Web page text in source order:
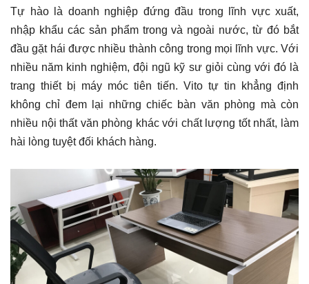
Tự hào là doanh nghiệp đứng đầu trong lĩnh vực xuất,
nhập khẩu các sản phẩm trong và ngoài nước, từ đó bắt
đầu gặt hái được nhiều thành công trong mọi lĩnh vực. Với
nhiều năm kinh nghiệm, đội ngũ kỹ sư giỏi cùng với đó là
trang thiết bị máy móc tiên tiến. Vito tự tin khẳng định
không chỉ đem lại những chiếc bàn văn phòng mà còn
nhiều nội thất văn phòng khác với chất lượng tốt nhất, làm
hài lòng tuyệt đối khách hàng.